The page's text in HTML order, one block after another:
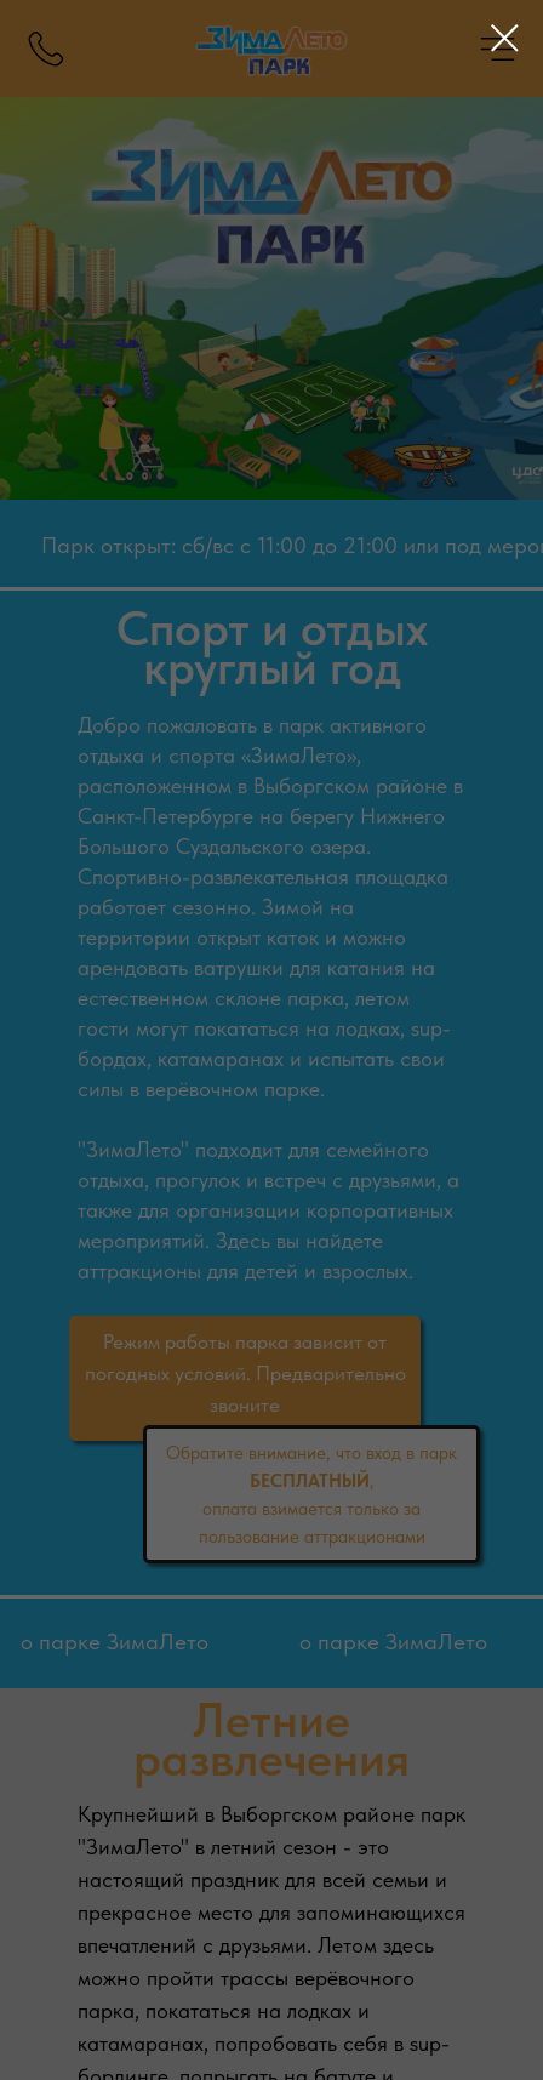
Добро пожаловать в парк активного
отдыха и спорта «ЗимаЛето»,
расположенном в Выборгском районе в
Санкт-Петербурге на берегу Нижнего
Большого Суздальского озера.
Спортивно-развлекательная площадка
работает сезонно. Зимой на
территории открыт каток и можно
арендовать ватрушки для катания на
естественном склоне парка, летом
гости могут покататься на лодках, sup-
бордах, катамаранах и испытать свои
силы в верёвочном парке.
"ЗимаЛето" подходит для семейного
отдыха, прогулок и встреч с друзьями, а
также для организации корпоративных
мероприятий. Здесь вы найдете
аттракционы для детей и взрослых.
Спорт и отдых
круглый год
Парк открыт: сб/вс с 11:00 до 21:00 или под
о парке ЗимаЛето о парке ЗимаЛето
Режим работы парка зависит от
погодных условий. Предварительно
звоните
Обратите внимание, что вход в парк
БЕСПЛАТНЫЙ,
оплата взимается только за
пользование аттракционами
Летние
развлечения
Крупнейший в Выборгском районе парк
"ЗимаЛето" в летний сезон - это
настоящий праздник для всей семьи и
прекрасное место для запоминающихся
впечатлений с друзьями. Летом здесь
можно пройти трассы верёвочного
парка, покататься на лодках и
катамаранах, попробовать себя в sup-